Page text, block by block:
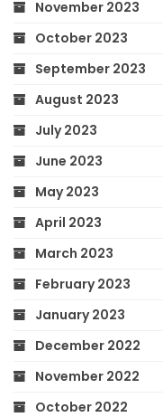
November 2023
October 2023
September 2023
August 2023
July 2023
June 2023
May 2023
April 2023
March 2023
February 2023
January 2023
December 2022
November 2022
October 2022